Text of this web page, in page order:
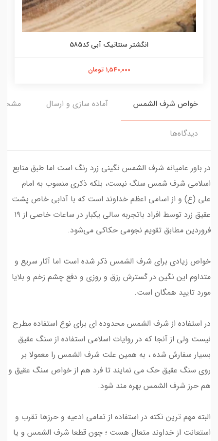
انگشتر سنتاتیک آبی کد585
1,540,000 تومان
خواص شرف الشمس آماده سازی و ارسال
دیدگاه‌ها
در باور عامیانه شرف الشمس نگینی زرد رنگ است اما طبق منابع
اسلامی شرف شمس سنگ نیست، بلکه ذکری منسوب به امام
علی (ع) و از اسامی اعظم خداوند است که با آدابی خاص پشت
عقیق زرد توسط افراد باتجربه سالی یکبار در ساعات خاصی از ۱۹
فروردین مطابق تقویم‌ نجومی حکاکی می‌شود.
خواص زیادی برای شرف الشمس ذکر شده است اما آثار سریع و
متداوم این نگین در گسترش رزق و روزی و دفع چشم زخم و بلایا
مورد تایید همگان است.
در استفاده از شرف الشمس محدوده ای برای نوع استفاده مطرح
نیست ولی از آنجا که در روایات اسلامی استفاده از سنگ عقیق
بسیار سفارش شده ، به همین علت شرف الشمس را معمولا بر
روی سنگ عقیق حک می نمایند تا فرد هم از خواص سنگ عقیق و
هم حرز شرف الشمس بهره مند شود.
البته مهم ترین نکته در استفاده از تمامی ادعیه و حرزها تقرب و
استعانت از خداوند متعال هست ؛ چون قطعا شرف الشمس و یا